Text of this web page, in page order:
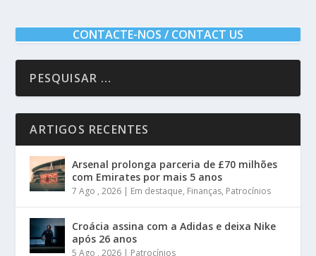
CONTACTE-NOS / CONTACT US
ARTIGOS RECENTES
Arsenal prolonga parceria de £70 milhões
com Emirates por mais 5 anos
7 Ago , 2026 | Em destaque, Finanças, Patrocínios
Croácia assina com a Adidas e deixa Nike
após 26 anos
5 Ago , 2026 | Patrocínios